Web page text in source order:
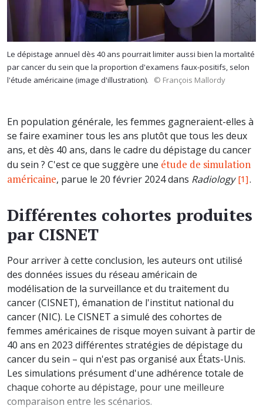
Le dépistage annuel dès 40 ans pourrait limiter aussi bien la mortalité
par cancer du sein que la proportion d'examens faux-positifs, selon
l'étude américaine (image d'illustration).
© François Mallordy
En population générale, les femmes gagneraient-elles à
se faire examiner tous les ans plutôt que tous les deux
ans, et dès 40 ans, dans le cadre du dépistage du cancer
du sein ? C'est ce que suggère une étude de simulation
américaine, parue le 20 février 2024 dans Radiology [1].
Différentes cohortes produites
par CISNET
Pour arriver à cette conclusion, les auteurs ont utilisé
des données issues du réseau américain de
modélisation de la surveillance et du traitement du
cancer (CISNET), émanation de l'institut national du
cancer (NIC). Le CISNET a simulé des cohortes de
femmes américaines de risque moyen suivant à partir de
40 ans en 2023 différentes stratégies de dépistage du
cancer du sein – qui n'est pas organisé aux États-Unis.
Les simulations présument d'une adhérence totale de
chaque cohorte au dépistage, pour une meilleure
comparaison entre les scénarios.